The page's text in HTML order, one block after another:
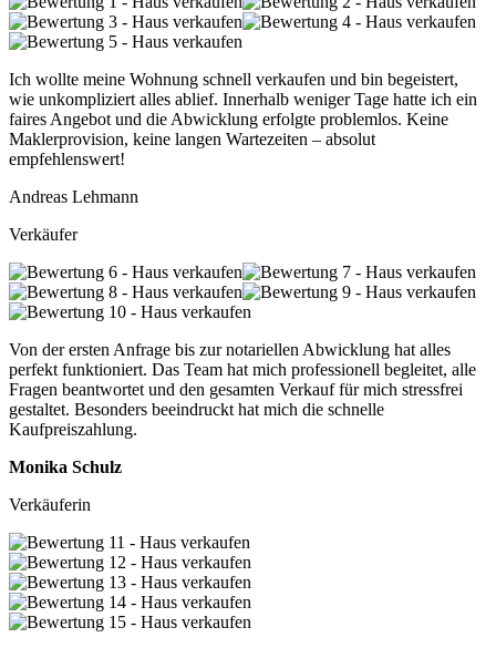
Ich wollte meine Wohnung schnell verkaufen und bin begeistert,
wie unkompliziert alles ablief. Innerhalb weniger Tage hatte ich ein
faires Angebot und die Abwicklung erfolgte problemlos. Keine
Maklerprovision, keine langen Wartezeiten – absolut
empfehlenswert!
Andreas Lehmann
Verkäufer
Von der ersten Anfrage bis zur notariellen Abwicklung hat alles
perfekt funktioniert. Das Team hat mich professionell begleitet, alle
Fragen beantwortet und den gesamten Verkauf für mich stressfrei
gestaltet. Besonders beeindruckt hat mich die schnelle
Kaufpreiszahlung.
Monika Schulz
Verkäuferin